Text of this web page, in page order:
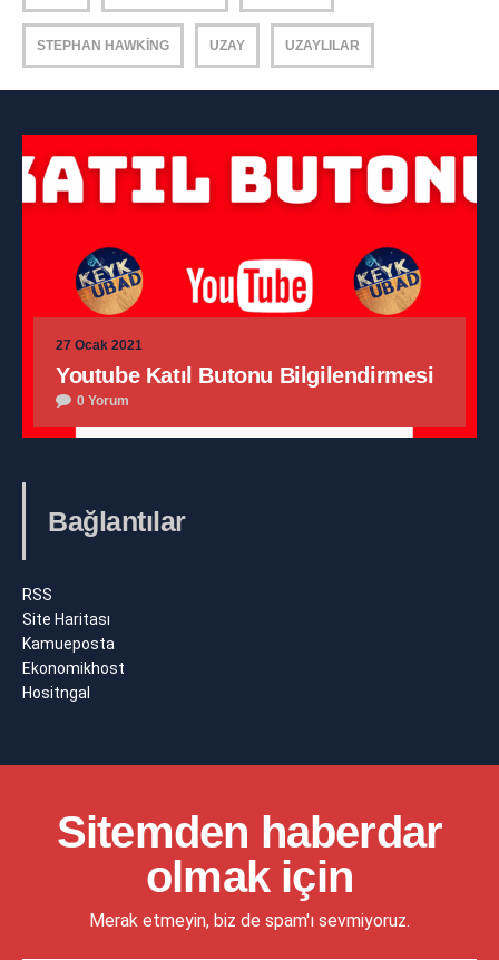
STEPHAN HAWKING UZAY UZAYLILAR
27 Ocak 2021
Youtube Katıl Butonu Bilgilendirmesi
0 Yorum
Bağlantılar
RSS
Site Haritası
Kamueposta
Ekonomikhost
Hositngal
Sitemden haberdar
olmak için
Merak etmeyin, biz de spam'ı sevmiyoruz.